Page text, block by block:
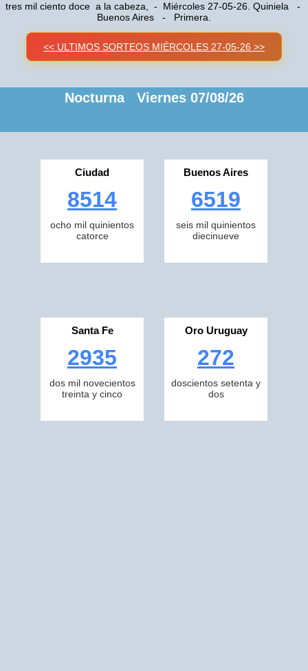
tres mil ciento doce a la cabeza, - Miércoles 27-05-26. Quiniela -
Buenos Aires - Primera.
<< ULTIMOS SORTEOS MIÉRCOLES 27-05-26 >>
Nocturna Viernes 07/08/26
Ciudad
8514
ocho mil quinientos
catorce
Buenos Aires
6519
seis mil quinientos
diecinueve
Santa Fe
2935
dos mil novecientos
treinta y cinco
Oro Uruguay
272
doscientos setenta y
dos